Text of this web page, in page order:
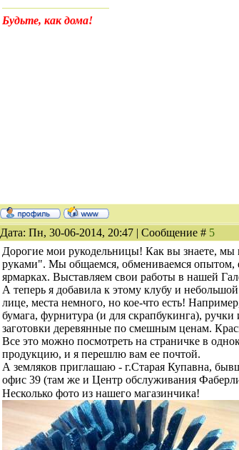
Будьте, как дома!
Дата: Пн, 30-06-2014, 20:47 | Сообщение # 5
Дорогие мои рукодельницы! Как вы знаете,
руками". Мы общаемся, обмениваемся опытом,
ярмарках. Выставляем свои работы в нашей
А теперь я добавила к этому клубу и
лице, места немного, но кое-что есть!
бумага, фурнитура (и для скрапбукинга),
заготовки деревянные по смешным ценам.
Все это можно посмотреть на страничке в
продукцию, и я перешлю вам ее почтой.
А земляков приглашаю - г.Старая Купавна,
офис 39 (там же и Центр обслуживания
Несколько фото из нашего магазинчика!